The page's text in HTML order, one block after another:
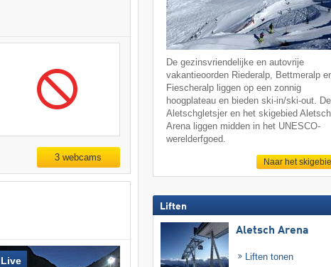
3 webcams
Live
De gezinsvriendelijke en autovrije
vakantieoorden Riederalp, Bettmeralp
Fiescheralp liggen op een zonnig
hoogplateau en bieden ski-in/ski-out. De
Aletschgletsjer en het skigebied Aletsch
Arena liggen midden in het UNESCO-
werelderfgoed.
Naar het
Liften
Aletsch Arena
Liften tonen